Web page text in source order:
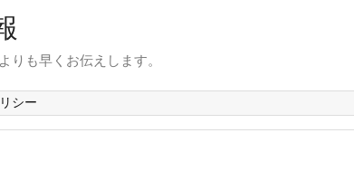
りも早くお伝えします。
シー